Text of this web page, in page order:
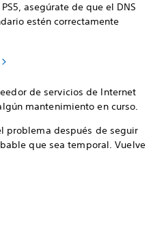
asegúrate de que el DNS
estén correctamente
de servicios de Internet
mantenimiento en curso.
problema después de seguir
que sea temporal. Vuelve